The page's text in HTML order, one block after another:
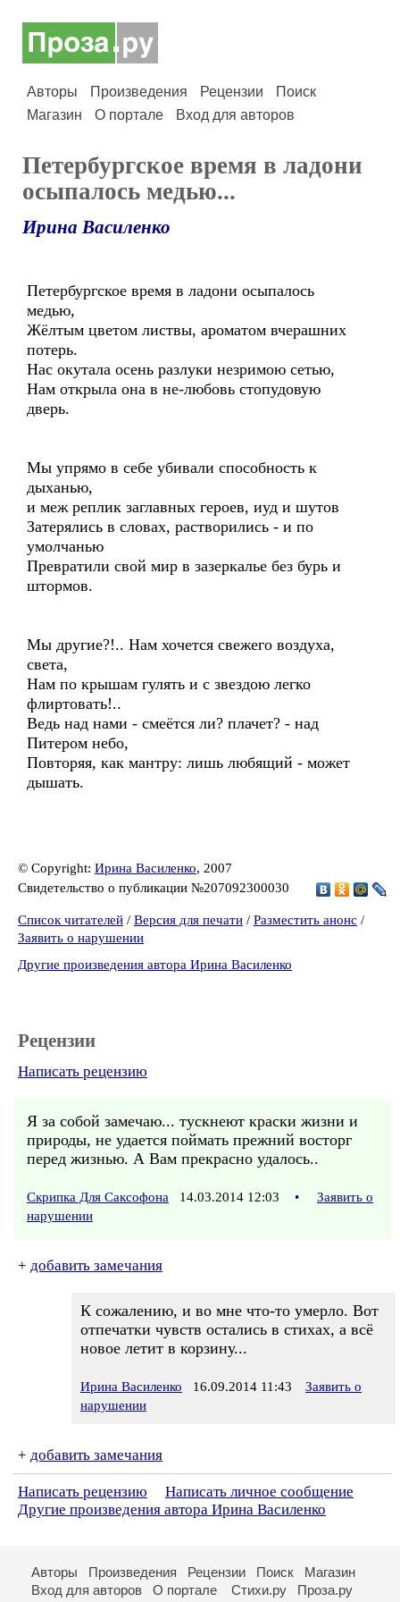
Авторы Произведения Рецензии
Поиск
Магазин
О портале Вход для авторов
Петербургское время в ладони
осыпалось медью...
Ирина Василенко
Петербургское время в ладони осыпалось
медью,
Жёлтым цветом листвы, ароматом вчерашних
потерь.
Нас окутала осень разлуки незримою сетью,
Нам открыла она в не-любовь стопудовую
дверь.
Мы упрямо в себе убивали способность к
дыханью,
и меж реплик заглавных героев, иуд и шутов
Затерялись в словах, растворились - и по
умолчанью
Превратили свой мир в зазеркалье без бурь и
штормов.
Мы другие?!.. Нам хочется свежего воздуха,
света,
Нам по крышам гулять и с звездою легко
флиртовать!..
Ведь над нами - смеётся ли? плачет? - над
Питером небо,
Повторяя, как мантру: лишь любящий - может
дышать.
© Copyright: Ирина Василенко, 2007
Свидетельство о публикации №207092300030
Список читателей / Версия для печати / Разместить анонс /
Заявить о нарушении
Другие произведения автора Ирина Василенко
Рецензии
Написать рецензию
Я за собой замечаю... тускнеют краски жизни и
природы, не удается поймать прежний восторг
перед жизнью. А Вам прекрасно удалось..
Скрипка Для Саксофона 14.03.2014 12:03 •
Заявить о
нарушении
+ добавить замечания
К сожалению, и во мне что-то умерло. Вот
отпечатки чувств остались в стихах, а всё
новое летит в корзину...
Ирина Василенко 16.09.2014 11:43
Заявить о
нарушении
+ добавить замечания
Написать рецензию
Написать личное сообщение
Другие произведения автора Ирина Василенко
Авторы Произведения Рецензии Поиск
Магазин
Вход для авторов
О портале Стихи.ру Проза.ру